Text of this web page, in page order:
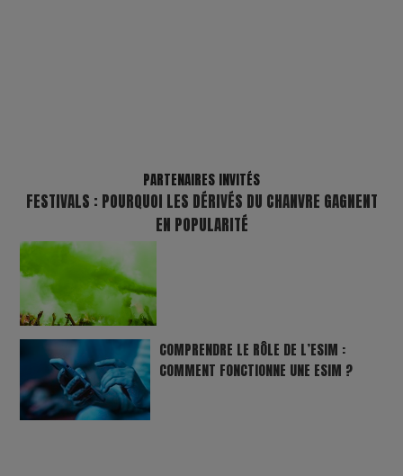
PARTENAIRES INVITÉS
FESTIVALS : POURQUOI LES DÉRIVÉS DU CHANVRE GAGNENT
EN POPULARITÉ
COMPRENDRE LE RÔLE DE L’ESIM :
COMMENT FONCTIONNE UNE ESIM ?